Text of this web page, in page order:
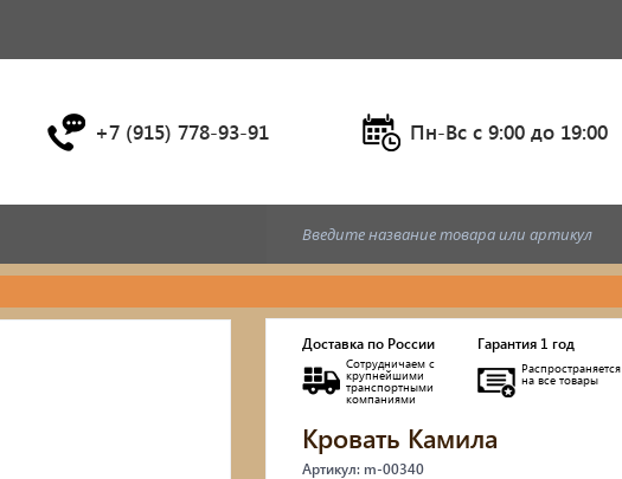
+7 (915) 778-93-91 Пн-Вс c 9:00 до 19:00
Дубовые бочки
Двухъярусные кровати
Детские кровати и диваны
Доставка по России
Сотрудничаем с
крупнейшими
транспортными
компаниями
Гарантия 1 год
Распространяется
на все товары
Кровать Камила
Артикул: m-00340